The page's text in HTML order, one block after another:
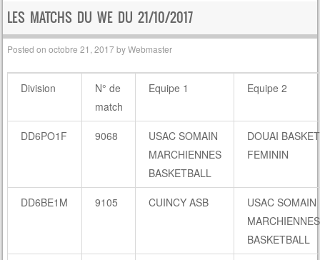
LES MATCHS DU WE DU 21/10/2017
Posted onoctobre 21, 2017byWebmaster
Division
N° de
match
Equipe 1 Equipe 2
DD6PO1F 9068
USAC SOMAIN
MARCHIENNES
BASKETBALL
DOUAI BASKET
FEMININ
DD6BE1M 9105 CUINCY ASB
USAC SOMAIN
MARCHIENNES
BASKETBALL